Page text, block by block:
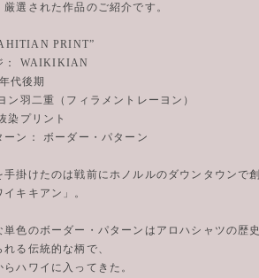
選された作品のご紹介です。
PRINT”
： WAIKIKIAN
代後期
ン羽二重（フィラメントレーヨン）
染プリント
ーン： ボーダー・パターン
手掛けたのは戦前にホノルルのダウンタウンで
キキアン」。
単色のボーダー・パターンはアロハシャツの歴
る伝統的な柄で、
ハワイに入ってきた。